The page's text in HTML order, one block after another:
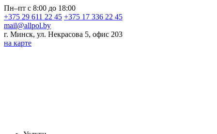
Пн–пт с 8:00 до 18:00
+375 29 611 22 45 +375 17 336 22 45
mail@allpol.by
г. Минск, ул. Некрасова 5, офис 203
на карте